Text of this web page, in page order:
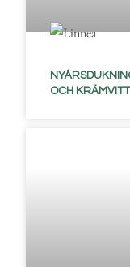
OCH KRÄMVITT